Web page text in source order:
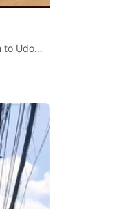
The Sky Sukhumvit – Garden View Condo for Rent, 350 m to Udomsuk BTS ให้เช่าคอนโด เดอะสกาย สุขุมวิท แต่งสวยมากวิวสวน 18,000 baht